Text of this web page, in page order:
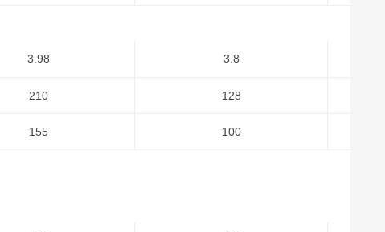
3.98 3.8
210 128
155 100